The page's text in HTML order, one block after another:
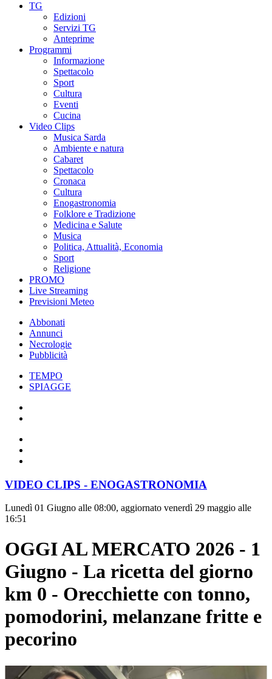
TG
Edizioni
Servizi TG
Anteprime
Programmi
Informazione
Spettacolo
Sport
Cultura
Eventi
Cucina
Video Clips
Musica Sarda
Ambiente e natura
Cabaret
Spettacolo
Cronaca
Cultura
Enogastronomia
Folklore e Tradizione
Medicina e Salute
Musica
Politica, Attualità, Economia
Sport
Religione
PROMO
Live Streaming
Previsioni Meteo
Abbonati
Annunci
Necrologie
Pubblicità
TEMPO
SPIAGGE
VIDEO CLIPS - ENOGASTRONOMIA
Lunedì 01 Giugno alle 08:00, aggiornato venerdì 29 maggio alle
16:51
OGGI AL MERCATO 2026 - 1
Giugno - La ricetta del giorno
km 0 - Orecchiette con tonno,
pomodorini, melanzane fritte e
pecorino